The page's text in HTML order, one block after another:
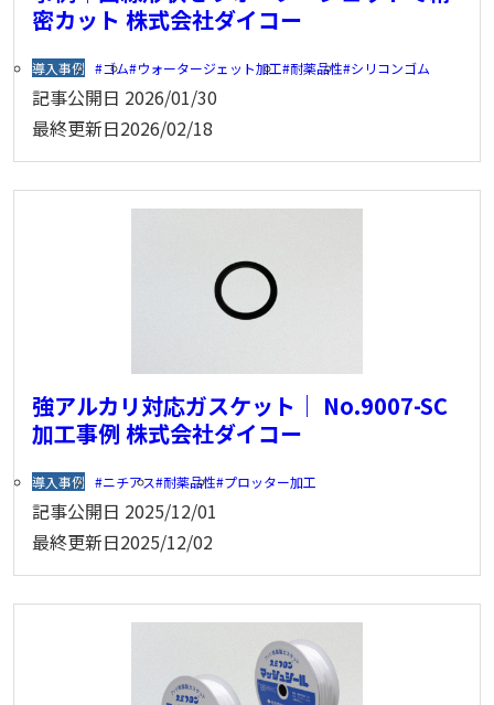
密カット 株式会社ダイコー
導入事例 ゴム ウォータージェット加工 耐薬品性 シリコンゴム
記事公開日 2026/01/30
最終更新日2026/02/18
強アルカリ対応ガスケット｜ No.9007-SC
加工事例 株式会社ダイコー
導入事例 ニチアス 耐薬品性 プロッター加工
記事公開日 2025/12/01
最終更新日2025/12/02